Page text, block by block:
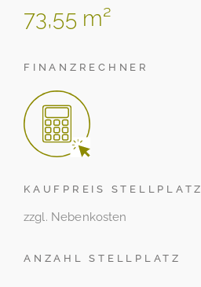
73,55 m²
FINANZRECHNER
KAUFPREIS STELLPLATZ
zzgl. Nebenkosten
ANZAHL STELLPLATZ